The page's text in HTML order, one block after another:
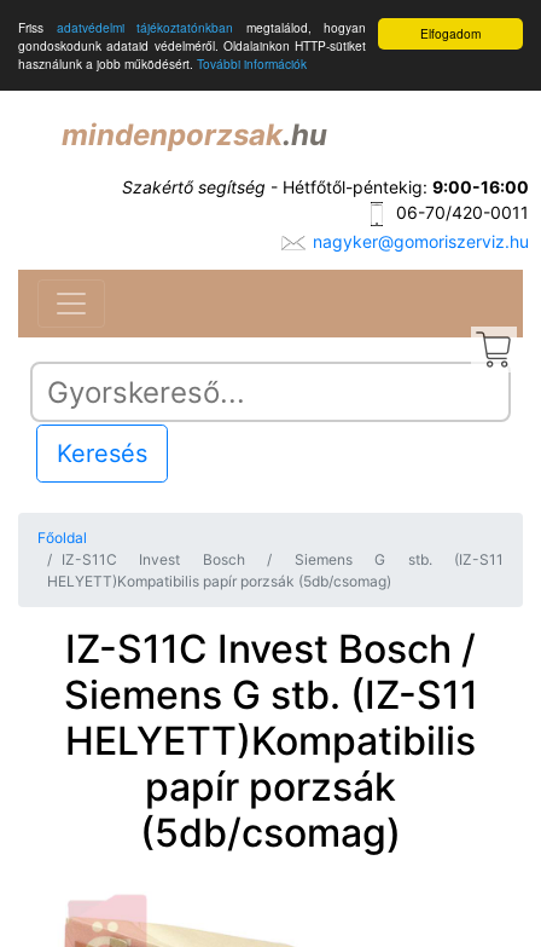
Elfogadom
Friss adatvédelmi tájékoztatónkban megtalálod, hogyan
gondoskodunk adataid védelméről. Oldalainkon HTTP-sütiket
használunk a jobb működésért. További információk
mindenporzsak.hu
Szakértő segítség - Hétfőtől-péntekig: 9:00-16:00
06-70/420-0011
nagyker@gomoriszerviz.hu
Keresés
Főoldal
IZ-S11C Invest Bosch / Siemens G stb. (IZ-S11
HELYETT)Kompatibilis papír porzsák (5db/csomag)
IZ-S11C Invest Bosch /
Siemens G stb. (IZ-S11
HELYETT)Kompatibilis
papír porzsák
(5db/csomag)